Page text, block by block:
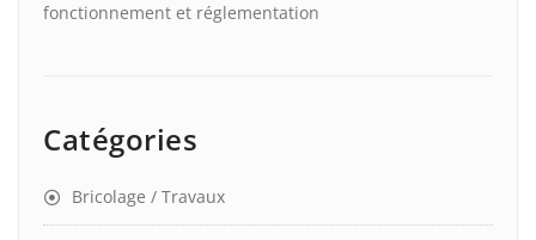
fonctionnement et réglementation
Catégories
Bricolage / Travaux